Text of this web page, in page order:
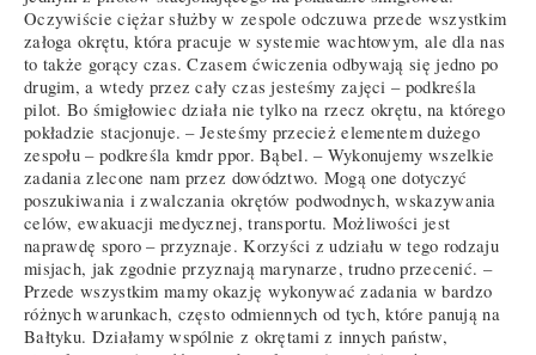
Oczywiście ciężar służby w zespole odczuwa przede wszystkim
załoga okrętu, która pracuje w systemie wachtowym, ale dla nas
to także gorący czas. Czasem ćwiczenia odbywają się jedno po
drugim, a wtedy przez cały czas jesteśmy zajęci – podkreśla
pilot. Bo śmigłowiec działa nie tylko na rzecz okrętu, na którego
pokładzie stacjonuje. – Jesteśmy przecież elementem dużego
zespołu – podkreśla kmdr ppor. Bąbel. – Wykonujemy wszelkie
zadania zlecone nam przez dowództwo. Mogą one dotyczyć
poszukiwania i zwalczania okrętów podwodnych, wskazywania
celów, ewakuacji medycznej, transportu. Możliwości jest
naprawdę sporo – przyznaje. Korzyści z udziału w tego rodzaju
misjach, jak zgodnie przyznają marynarze, trudno przecenić. –
Przede wszystkim mamy okazję wykonywać zadania w bardzo
różnych warunkach, często odmiennych od tych, które panują na
Bałtyku. Działamy wspólnie z okrętami z innych państw,